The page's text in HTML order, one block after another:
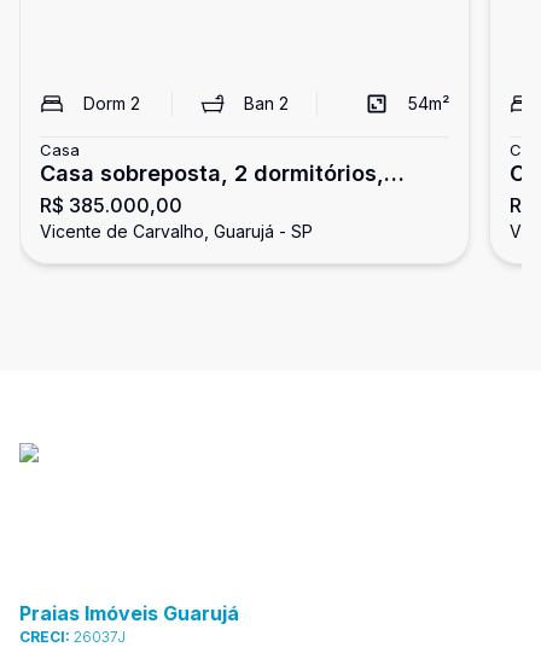
Dorm 2 Ban2 54m²
Casa
Casa sobreposta, 2 dormitórios,
Jardim Progresso, Guarujá
R$ 385.000,00
Vicente de Carvalho, Guarujá - SP
Praias Imóveis Guarujá
CRECI: 26037J